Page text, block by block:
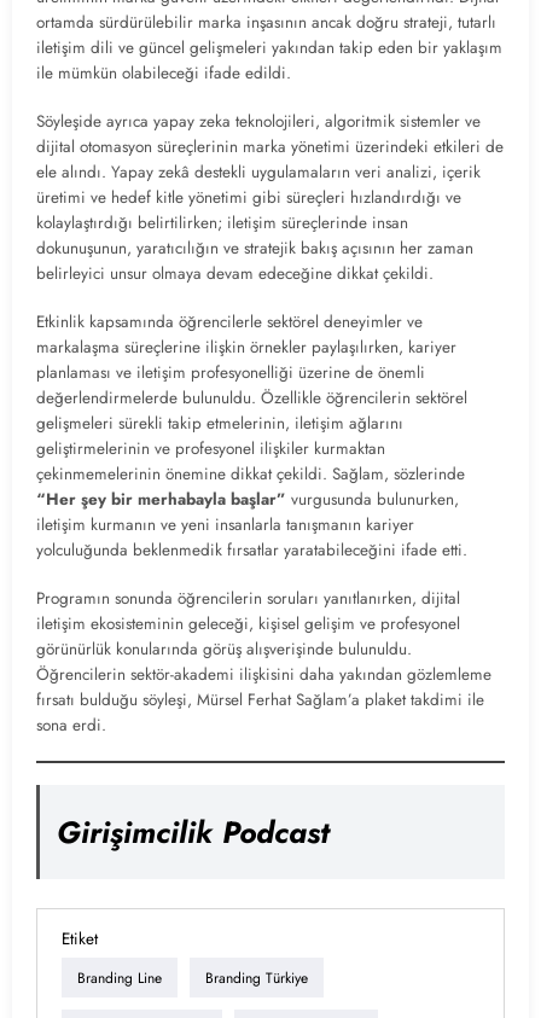
ortamda sürdürülebilir marka inşasının ancak doğru strateji, tutarlı
iletişim dili ve güncel gelişmeleri yakından takip eden bir yaklaşım
ile mümkün olabileceği ifade edildi.
Söyleşide ayrıca yapay zeka teknolojileri, algoritmik sistemler ve
dijital otomasyon süreçlerinin marka yönetimi üzerindeki etkileri de
ele alındı. Yapay zekâ destekli uygulamaların veri analizi, içerik
üretimi ve hedef kitle yönetimi gibi süreçleri hızlandırdığı ve
kolaylaştırdığı belirtilirken; iletişim süreçlerinde insan
dokunuşunun, yaratıcılığın ve stratejik bakış açısının her zaman
belirleyici unsur olmaya devam edeceğine dikkat çekildi.
Etkinlik kapsamında öğrencilerle sektörel deneyimler ve
markalaşma süreçlerine ilişkin örnekler paylaşılırken, kariyer
planlaması ve iletişim profesyonelliği üzerine de önemli
değerlendirmelerde bulunuldu. Özellikle öğrencilerin sektörel
gelişmeleri sürekli takip etmelerinin, iletişim ağlarını
geliştirmelerinin ve profesyonel ilişkiler kurmaktan
çekinmemelerinin önemine dikkat çekildi. Sağlam, sözlerinde
“Her şey bir merhabayla başlar” vurgusunda bulunurken,
iletişim kurmanın ve yeni insanlarla tanışmanın kariyer
yolculuğunda beklenmedik fırsatlar yaratabileceğini ifade etti.
Programın sonunda öğrencilerin soruları yanıtlanırken, dijital
iletişim ekosisteminin geleceği, kişisel gelişim ve profesyonel
görünürlük konularında görüş alışverişinde bulunuldu.
Öğrencilerin sektör-akademi ilişkisini daha yakından gözlemleme
fırsatı bulduğu söyleşi, Mürsel Ferhat Sağlam’a plaket takdimi ile
sona erdi.
Girişimcilik Podcast
Etiket
Branding Line Branding Türkiye